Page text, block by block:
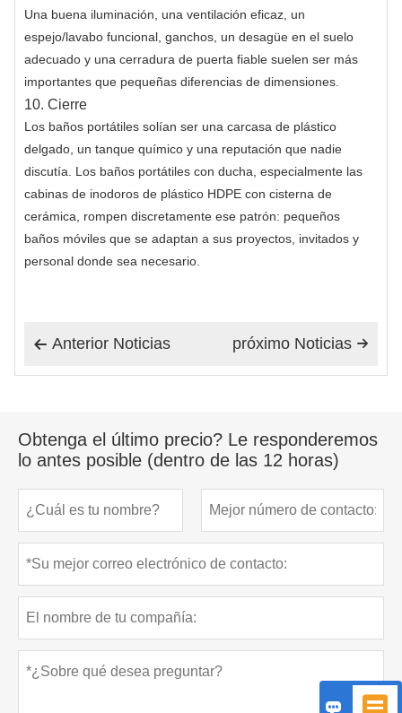
Una buena iluminación, una ventilación eficaz, un
espejo/lavabo funcional, ganchos, un desagüe en el suelo
adecuado y una cerradura de puerta fiable suelen ser más
importantes que pequeñas diferencias de dimensiones.
10. Cierre
Los baños portátiles solían ser una carcasa de plástico
delgado, un tanque químico y una reputación que nadie
discutía. Los baños portátiles con ducha, especialmente las
cabinas de inodoros de plástico HDPE con cisterna de
cerámica, rompen discretamente ese patrón: pequeños
baños móviles que se adaptan a sus proyectos, invitados y
personal donde sea necesario.
 Anterior Noticias 
próximo Noticias
Obtenga el último precio? Le responderemos
lo antes posible (dentro de las 12 horas)
 